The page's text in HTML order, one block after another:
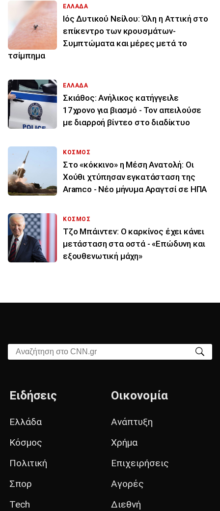
ΕΛΛΑΔΑ
Ιός Δυτικού Νείλου: Όλη η Αττική στο
επίκεντρο των κρουσμάτων-
Συμπτώματα και μέρες μετά το
τσίμπημα
ΕΛΛΑΔΑ
Σκιάθος: Ανήλικος κατήγγειλε
17χρονο για βιασμό - Τον απειλούσε
με διαρροή βίντεο στο διαδίκτυο
ΚΟΣΜΟΣ
Στο «κόκκινο» η Μέση Ανατολή: Οι
Χούθι χτύπησαν εγκατάσταση της
Aramco - Νέο μήνυμα Αραγτσί σε ΗΠΑ
ΚΟΣΜΟΣ
Τζο Μπάιντεν: Ο καρκίνος έχει κάνει
μετάσταση στα οστά - «Επώδυνη και
εξουθενωτική μάχη»
Αναζήτηση στο CNN.gr
Ειδήσεις
Ελλάδα
Κόσμος
Πολιτική
Σπορ
Tech
Οικονομία
Ανάπτυξη
Χρήμα
Επιχειρήσεις
Αγορές
Διεθνή